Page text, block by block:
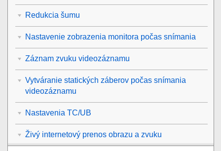
Redukcia šumu
Nastavenie zobrazenia monitora počas snímania
Záznam zvuku videozáznamu
Vytváranie statických záberov počas snímania
videozáznamu
Nastavenia TC/UB
Živý internetový prenos obrazu a zvuku